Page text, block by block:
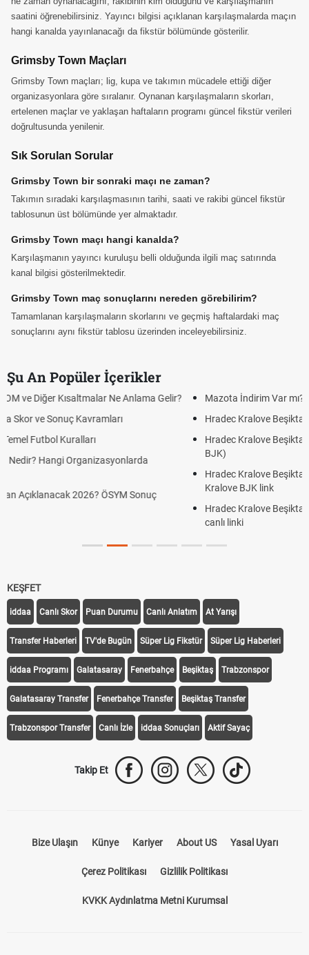
saatini öğrenebilirsiniz. Yayıncı bilgisi açıklanan karşılaşmalarda maçın
hangi kanalda yayınlanacağı da fikstür bölümünde gösterilir.
Grimsby Town Maçları
Grimsby Town maçları; lig, kupa ve takımın mücadele ettiği diğer
organizasyonlara göre sıralanır. Oynanan karşılaşmaların skorları,
ertelenen maçlar ve yaklaşan haftaların programı güncel fikstür verileri
doğrultusunda yenilenir.
Sık Sorulan Sorular
Grimsby Town bir sonraki maçı ne zaman?
Takımın sıradaki karşılaşmasının tarihi, saati ve rakibi güncel fikstür
tablosunun üst bölümünde yer almaktadır.
Grimsby Town maçı hangi kanalda?
Karşılaşmanın yayıncı kuruluşu belli olduğunda ilgili maç satırında
kanal bilgisi gösterilmektedir.
Grimsby Town maç sonuçlarını nereden görebilirim?
Tamamlanan karşılaşmaların skorlarını ve geçmiş haftalardaki maç
sonuçlarını aynı fikstür tablosu üzerinden inceleyebilirsiniz.
Şu An Popüler İçerikler
Mazota İndirim Var mı? Motorin Fiyatlarında Son Durum
Hradec Kralove Beşiktaş maçı şifresiz canlı yayın izle
Hradec Kralove Beşiktaş CANLI İZLE ŞİFRESİZ (Hradec Kralove
Hradec Kralove Beşiktaş maçı şifresiz S Sport Plus izle, Hradec
Hradec Kralove Beşiktaş ücretsiz izle, Hradec Kralove BJK maçı
KEŞFET
iddaa Canlı Skor Puan Durumu Canlı Anlatım At Yarışı
Transfer Haberleri TV'de Bugün Süper Lig Fikstür Süper Lig Haberleri
iddaa Programı Galatasaray Fenerbahçe Beşiktaş Trabzonspor
Galatasaray Transfer Fenerbahçe Transfer Beşiktaş Transfer
Trabzonspor Transfer Canlı İzle iddaa Sonuçları Aktif Sayaç
Takip Et
Bize Ulaşın Künye Kariyer About US Yasal Uyarı
Çerez Politikası Gizlilik Politikası
KVKK Aydınlatma Metni Kurumsal